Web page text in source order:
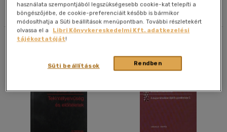
Szűrés Rendezés
Megjelenítés
20 db / oldal
Alkalmaz
használata szempontjából legszükségesebb cookie-kat telepíti a
böngészőjébe, de cookie-preferenciáit később is bármikor
módosíthatja a Süti beállítások menüpontban. További részletekért
olvassa el a
Libri Könyvkereskedelmi Kft. adatkezelési
tájékoztatóját!
Rendben
Süti beállítások